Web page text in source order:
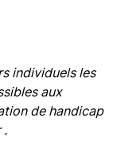
individuels les
aux
de handicap
.